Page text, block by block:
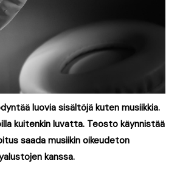
luovia sisältöjä kuten musiikkia.
kuitenkin luvatta. Teosto käynnistää
saada musiikin oikeudeton
kanssa.